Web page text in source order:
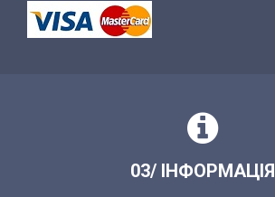
03/ ІНФОРМАЦІЯ